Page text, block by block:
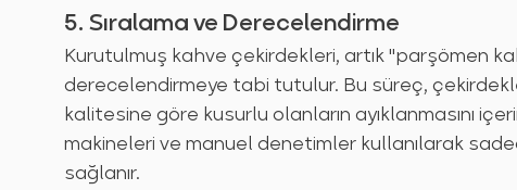
5. Sıralama ve Derecelendirme
Kurutulmuş kahve çekirdekleri, artık "parşömen
derecelendirmeye tabi tutulur. Bu süreç,
kalitesine göre kusurlu olanların ayıklanmasını
makineleri ve manuel denetimler kullanılarak
sağlanır.